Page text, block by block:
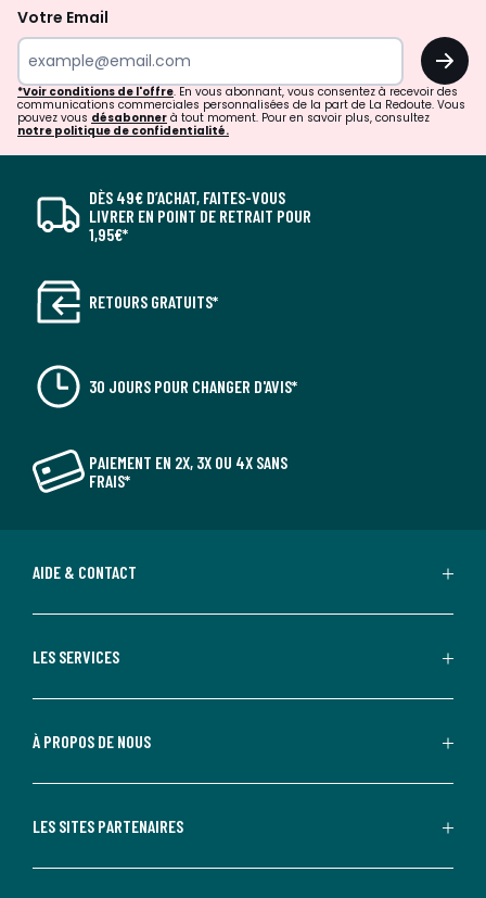
Votre Email
OK
*Voir conditions de l'offre. En vous abonnant, vous consentez à recevoir des
communications commerciales personnalisées de la part de La Redoute. Vous
pouvez vous désabonner à tout moment. Pour en savoir plus, consultez
notre politique de confidentialité.
DÈS 49€ D’ACHAT, FAITES-VOUS
LIVRER EN POINT DE RETRAIT POUR
1,95€*
RETOURS GRATUITS*
30 JOURS POUR CHANGER D'AVIS*
PAIEMENT EN 2X, 3X OU 4X SANS
FRAIS*
AIDE & CONTACT
LES SERVICES
À PROPOS DE NOUS
LES SITES PARTENAIRES